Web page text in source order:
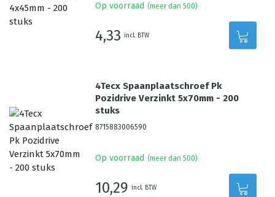
Op voorraad (meer dan 500)
4,33 incl. BTW
4Tecx Spaanplaatschroef Pk
Pozidrive Verzinkt 5x70mm - 200
stuks
8715883006590
Op voorraad (meer dan 500)
10,29 incl. BTW